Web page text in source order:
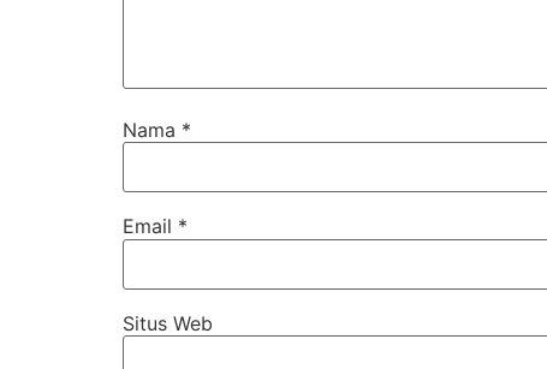
Nama *
Email *
Situs Web